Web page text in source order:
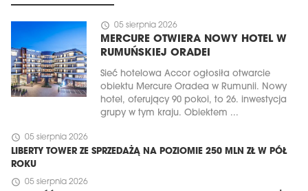
schedule 05 sierpnia 2026
MERCURE OTWIERA NOWY HOTEL W
RUMUŃSKIEJ ORADEI
Sieć hotelowa Accor ogłosiła otwarcie
obiektu Mercure Oradea w Rumunii. Nowy
hotel, oferujący 90 pokoi, to 26. inwestycja
grupy w tym kraju. Obiektem ...
schedule 05 sierpnia 2026
LIBERTY TOWER ZE SPRZEDAŻĄ NA POZIOMIE 250 MLN ZŁ W PÓŁ
ROKU
schedule 05 sierpnia 2026